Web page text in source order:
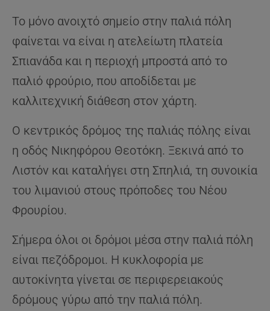
Το μόνο ανοιχτό σημείο στην παλιά πόλη
φαίνεται να είναι η ατελείωτη πλατεία
Σπιανάδα και η περιοχή μπροστά από το
παλιό φρούριο, που αποδίδεται με
καλλιτεχνική διάθεση στον χάρτη.
Ο κεντρικός δρόμος της παλιάς πόλης είναι
η οδός Νικηφόρου Θεοτόκη. Ξεκινά από το
Λιστόν και καταλήγει στη Σπηλιά, τη συνοικία
του λιμανιού στους πρόποδες του Νέου
Φρουρίου.
Σήμερα όλοι οι δρόμοι μέσα στην παλιά πόλη
είναι πεζόδρομοι. Η κυκλοφορία με
αυτοκίνητα γίνεται σε περιφερειακούς
δρόμους γύρω από την παλιά πόλη.